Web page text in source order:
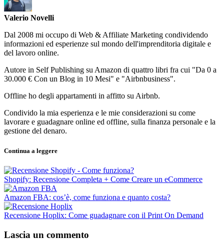
Valerio Novelli
Dal 2008 mi occupo di Web & Affiliate Marketing condividendo
informazioni ed esperienze sul mondo dell'imprenditoria digitale e
del lavoro online.
Autore in Self Publishing su Amazon di quattro libri fra cui "Da 0 a
30.000 € Con un Blog in 10 Mesi" e "Airbnbusiness".
Offline ho degli appartamenti in affitto su Airbnb.
Condivido la mia esperienza e le mie considerazioni su come
lavorare e guadagnare online ed offline, sulla finanza personale e la
gestione del denaro.
Continua a leggere
Shopify: Recensione Completa + Come Creare un eCommerce
Amazon FBA: cos’è, come funziona e quanto costa?
Recensione Hoplix: Come guadagnare con il Print On Demand
Lascia un commento